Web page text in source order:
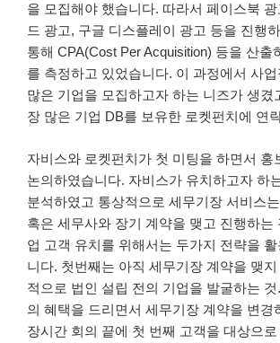
을 모집해야 했습니다. 따라서 페이스북 광
드 광고, 구글 디스플레이 광고 등을 진행
통해 CPA(Cost Per Acquisition) 등을 산출
를 측정하고 있었습니다. 이 과정에서 사업
많은 기업을 모집하고자 하는 니즈가 생겼
장 많은 기업 DB를 보유한 로켓펀치에 연
자비스와 로켓펀치가 첫 미팅을 하면서 홍
논의하였습니다. 자비스가 유치하고자 하
분석하였고 통상적으로 세무기장 서비스
혹은 세무사와 장기 계약을 맺고 진행하는
업 고객 유치를 위해서는 두가지 전략을
니다. 첫번째는 아직 세무기장 계약을 맺
적으로 법인 설립 전의 기업을 발굴하는
의 혜택을 드리면서 세무기장 계약을 변경
장시간 회의 끝에 첫 번째 고객을 대상으